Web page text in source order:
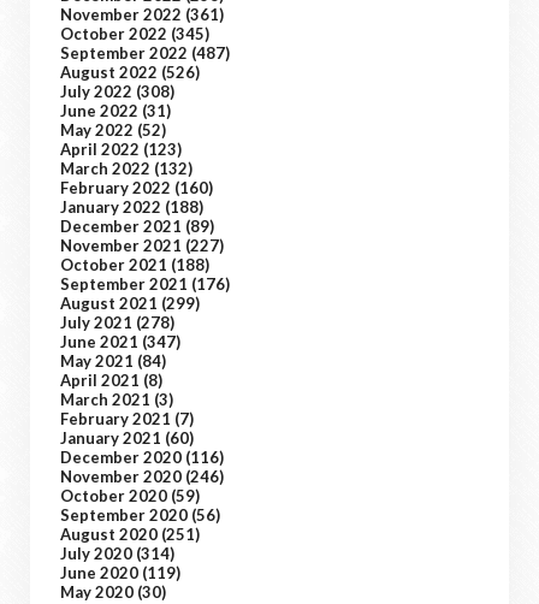
November 2022 (361)
October 2022 (345)
September 2022 (487)
August 2022 (526)
July 2022 (308)
June 2022 (31)
May 2022 (52)
April 2022 (123)
March 2022 (132)
February 2022 (160)
January 2022 (188)
December 2021 (89)
November 2021 (227)
October 2021 (188)
September 2021 (176)
August 2021 (299)
July 2021 (278)
June 2021 (347)
May 2021 (84)
April 2021 (8)
March 2021 (3)
February 2021 (7)
January 2021 (60)
December 2020 (116)
November 2020 (246)
October 2020 (59)
September 2020 (56)
August 2020 (251)
July 2020 (314)
June 2020 (119)
May 2020 (30)